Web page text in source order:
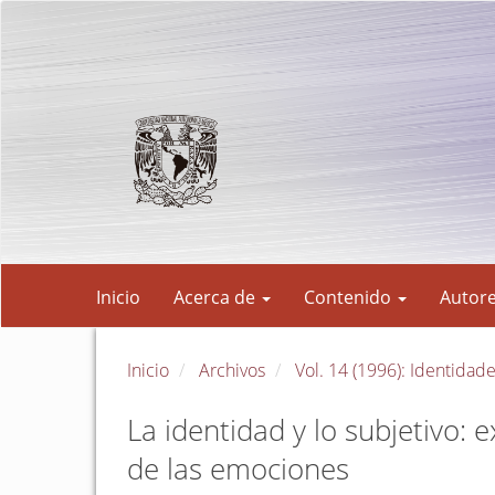
principal
Inicio Acerca de Contenido
Inicio Archivos Vol. 14 (1996):
La identidad y lo subjetivo:
de las emociones